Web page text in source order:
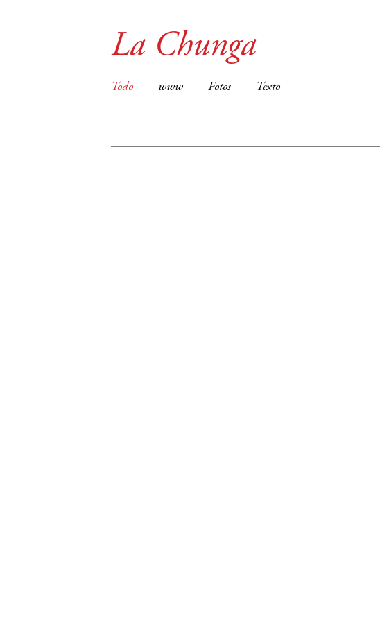
La Chunga
Todo www Fotos Texto